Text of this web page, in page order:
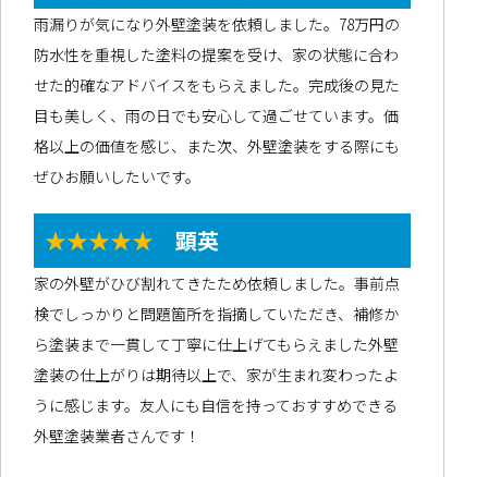
雨漏りが気になり外壁塗装を依頼しました。78万円の
防水性を重視した塗料の提案を受け、家の状態に合わ
せた的確なアドバイスをもらえました。完成後の見た
目も美しく、雨の日でも安心して過ごせています。価
格以上の価値を感じ、また次、外壁塗装をする際にも
ぜひお願いしたいです。
★★★★★ 顕英
家の外壁がひび割れてきたため依頼しました。事前点
検でしっかりと問題箇所を指摘していただき、補修か
ら塗装まで一貫して丁寧に仕上げてもらえました外壁
塗装の仕上がりは期待以上で、家が生まれ変わったよ
うに感じます。友人にも自信を持っておすすめできる
外壁塗装業者さんです！